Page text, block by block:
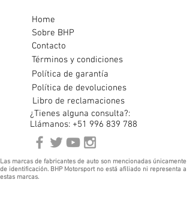
Home
Sobre BHP
Contacto
Términos y condiciones
Política de garantía
Política de devoluciones
Libro de reclamaciones
¿Tienes alguna consulta?:
Llámanos: +51 996 839 788
Las marcas de fabricantes de auto son mencionadas
de identificación. BHP Motorsport no está afiliado ni representa
estas marcas.